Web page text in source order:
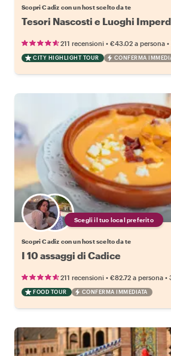
Scopri Cadiz con un host scelto da te
Tesori Nascosti e Luoghi
211 recensioni • €43.02 a persona •
CITY HIGHLIGHT TOUR CONFERMA
Scegli il tuo local preferito
Scopri Cadiz con un host scelto da te
I 10 assaggi di Cadice
211 recensioni • €82.72 a persona •
FOOD TOUR CONFERMA IMMEDIATA